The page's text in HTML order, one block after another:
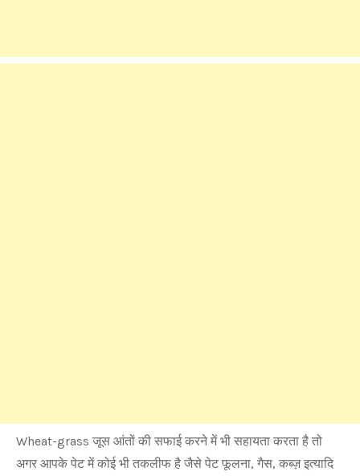
Wheat-grass जूस आंतों की सफाई करने में भी सहायता करता है तो
अगर आपके पेट में कोई भी तकलीफ है जैसे पेट फूलना, गैस, कब्ज़ इत्यादि